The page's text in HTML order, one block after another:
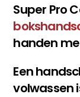
Super Pro
handen
Een
volwassen